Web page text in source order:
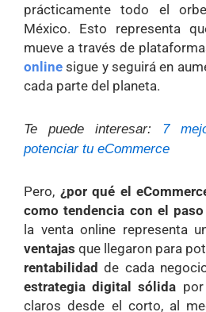
prácticamente todo el
México. Esto representa
mueve a través de
online sigue y seguirá en
cada parte del planeta.
Te puede interesar:
7
potenciar tu eCommerce
Pero, ¿por qué el
como tendencia con el
la venta online representa
ventajas que llegaron para
rentabilidad de cada
estrategia digital sólida
claros desde el corto, al